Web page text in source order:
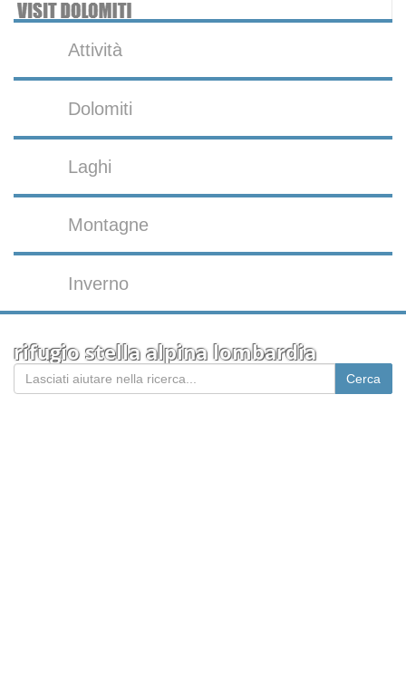
Attività
Dolomiti
Laghi
Montagne
Inverno
rifugio stella alpina lombardia